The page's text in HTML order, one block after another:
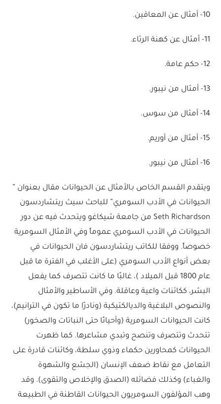
10- أمثال عن المعاقين.
11- أمثال عن كهنة الرثاء.
12- حكم عامة.
13- أمثال من نيبور.
14- أمثال من سوس.
15- أمثال من أوريم.
16- أمثال من نيبور.
ويتقدم القسم الخاص بـالأمثال عن الحيوانات مقال بعنوان ”
الحيوانات في الأدب السومري” للباحث سيث ريتشاردسون
Seth Richardson من جامعة شيكاغو ويتحدث فيه عن دور
الحيوانات في الأدب السومري عموماً وفي الأمثال السومرية
خصوصاً. ووفقا للكاتب ريتشاردسون فان الحيوانات في
بعض أنواع الأدب السومري (على الأغلب في الفترة ما قبل
عام 1800 قبل الميلاد )، غالبًا ما كانت تتصرف كما يفعل
البشر، ككائنات واعية وعاقلة. وفي الأساطير والأمثال
والنصوص البلاغية والديالكتيكية (ونادرًا ما تكون في الترانيم)،
كانت الحيوانات السومرية (وأحيانًا حتى النباتات والصخور)
تتحدث وتتصرف وتنصح وتبدي مشاعرها. كما ظهرت
الحيوانات كمحاورين حكماء وذوي سلطة، وكائنات قادرة على
التعامل مع نقاط ضعف الإنسان (الجشع والشهوة
والغباء) وكذلك فضائله (الصدق والإخلاص والتقوى). وقد
وهب المؤلفون السومريون الحيوانات القاطنة في الطبيعة